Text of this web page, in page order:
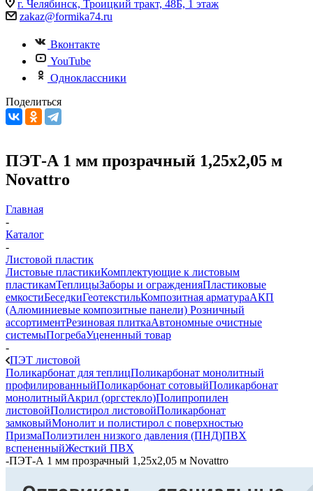
г. Челябинск, Троицкий тракт, 48Б, 1 этаж
zakaz@formika74.ru
Вконтакте
YouTube
Одноклассники
Поделиться
ПЭТ-А 1 мм прозрачный 1,25х2,05 м
Novattro
Главная
-
Каталог
-
Листовой пластик
Листовые пластикиКомплектующие к листовым
пластикамТеплицыЗаборы и огражденияПластиковые
емкостиБеседкиГеотекстильКомпозитная арматураАКП
(Алюминиевые композитные панели) Розничный
ассортиментРезиновая плиткаАвтономные очистные
системыПогребаУцененный товар
-
ПЭТ листовой
Поликарбонат для теплицПоликарбонат монолитный
профилированныйПоликарбонат сотовыйПоликарбонат
монолитныйАкрил (оргстекло)Полипропилен
листовойПолистирол листовойПоликарбонат
замковыйМонолит и полистирол с поверхностью
ПризмаПолиэтилен низкого давления (ПНД)ПВХ
вспененныйЖесткий ПВХ
-ПЭТ-А 1 мм прозрачный 1,25х2,05 м Novattro